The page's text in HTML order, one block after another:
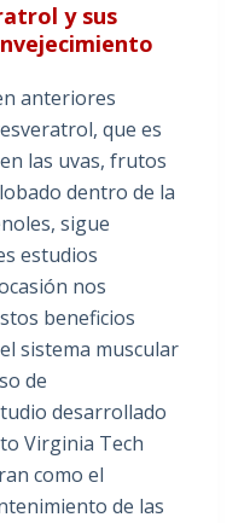
y sus
anteriores
que es
las uvas, frutos
dentro de la
sigue
estudios
nos
beneficios
sistema muscular
de
desarrollado
Virginia Tech
como el
de las